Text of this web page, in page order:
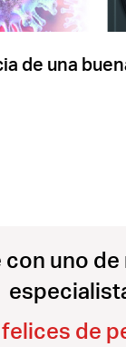
de una
con uno
de